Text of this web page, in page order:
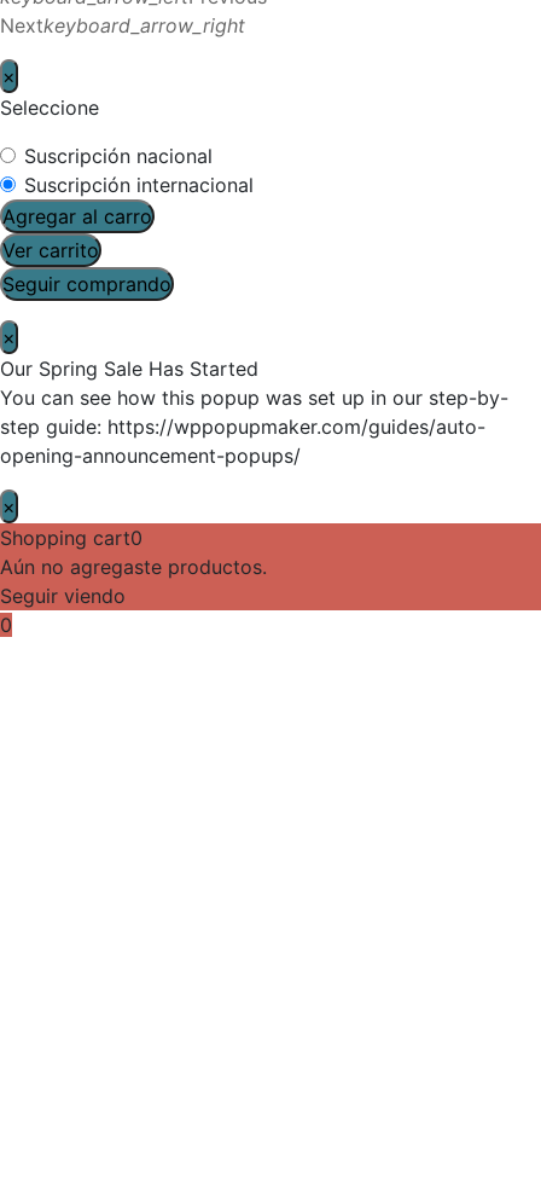
Nextkeyboard_arrow_right
×
Seleccione
Suscripción nacional
Suscripción internacional
Agregar al carro
Ver carrito
Seguir comprando
×
Our Spring Sale Has Started
You can see how this popup was set up in our step-by-
step guide: https://wppopupmaker.com/guides/auto-
opening-announcement-popups/
×
Shopping cart0
Aún no agregaste productos.
Seguir viendo
0